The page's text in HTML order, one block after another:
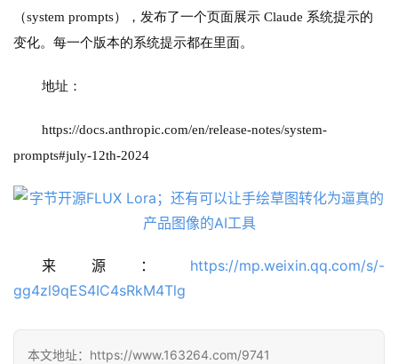
（system prompts），发布了一个页面展示 Claude 系统提示的
变化。每一个版本的系统提示都在里面。
地址：
https://docs.anthropic.com/en/release-notes/system-
prompts#july-12th-2024
来源： https://mp.weixin.qq.com/s/-
gg4zl9qES4IC4sRkM4Tlg
本文地址：https://www.163264.com/9741